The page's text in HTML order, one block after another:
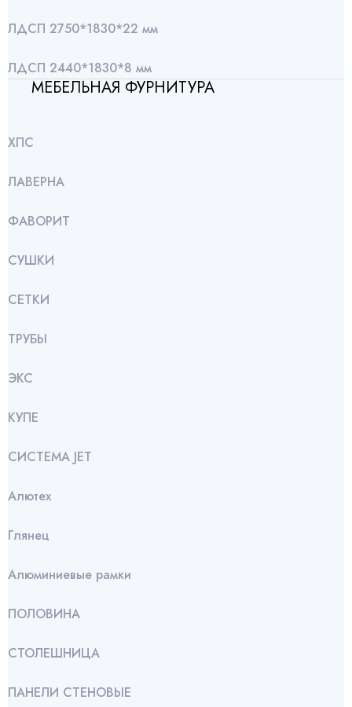
ЛДСП 2750*1830*22 мм
ЛДСП 2440*1830*8 мм
МЕБЕЛЬНАЯ ФУРНИТУРА
ХПС
ЛАВЕРНА
ФАВОРИТ
СУШКИ
СЕТКИ
ТРУБЫ
ЭКС
КУПЕ
СИСТЕМА JET
Алютех
Глянец
Алюминиевые рамки
ПОЛОВИНА
СТОЛЕШНИЦА
ПАНЕЛИ СТЕНОВЫЕ